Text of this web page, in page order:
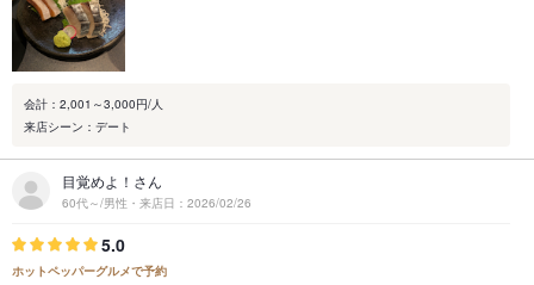
会計：2,001～3,000円/人
来店シーン：デート
目覚めよ！さん
60代～/男性・来店日：2026/02/26
5.0
ホットペッパーグルメで予約